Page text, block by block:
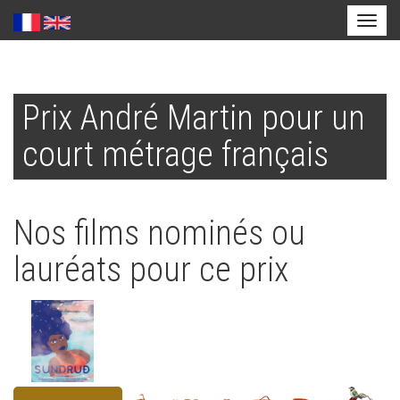
contenu
principal
Prix André Martin pour un
court métrage français
Nos films nominés ou
lauréats pour ce prix